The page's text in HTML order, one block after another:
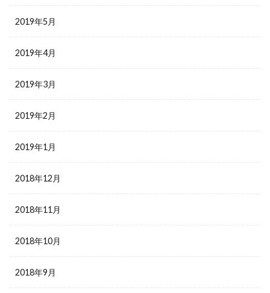
2019年5月
2019年4月
2019年3月
2019年2月
2019年1月
2018年12月
2018年11月
2018年10月
2018年9月